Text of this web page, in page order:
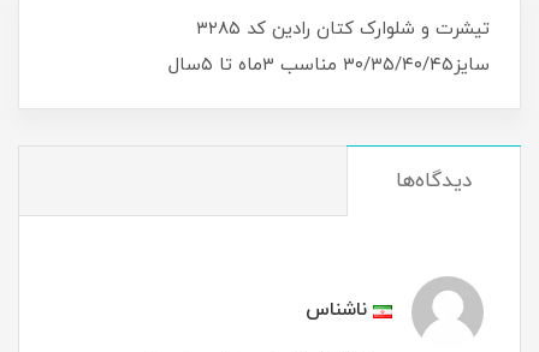
تیشرت و شلوارک کتان رادین کد ۳۲۸۵
سایز۳۰/۳۵/۴۰/۴۵ مناسب ۳ماه تا ۵سال
دیدگاه‌ها
ناشناس